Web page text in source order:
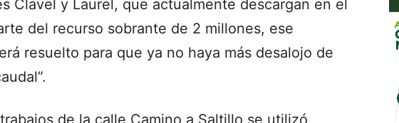
Clavel y Laurel, que actualmente descargan en el
del recurso sobrante de 2 millones, ese
resuelto para que ya no haya más desalojo de
de la calle Camino a Saltillo se utilizó